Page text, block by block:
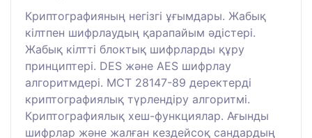
Криптографияның негізгі ұғымдары. Жабық
кілтпен шифрлаудың қарапайым әдістері.
Жабық кілтті блоктық шифрларды құру
принциптері. DES және AES шифрлау
алгоритмдері. МСТ 28147-89 деректерді
криптографиялық түрлендіру алгоритмі.
Криптографиялық хеш-функциялар. Ағынды
шифрлар және жалған кездейсоқ сандардың